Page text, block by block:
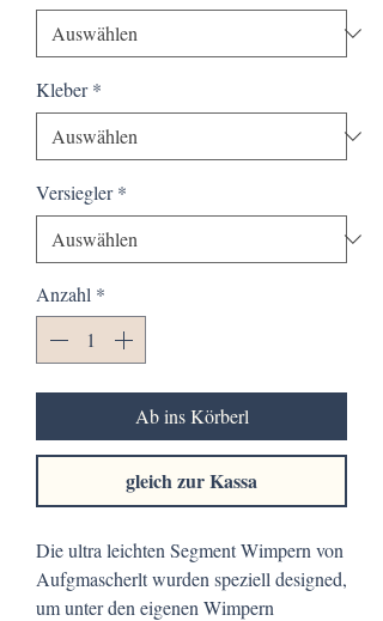
Kleber *
Versiegler *
Anzahl *
Ab ins Körberl
gleich zur Kassa
Die ultra leichten Segment Wimpern von
Aufgmascherlt wurden speziell designed,
um unter den eigenen Wimpern